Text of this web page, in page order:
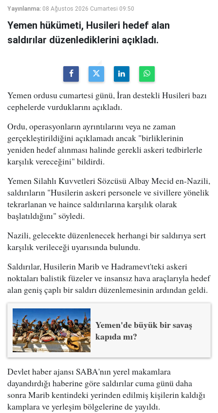
Yayınlanma: 08 Ağustos 2026 Cumartesi 09:50
Yemen hükümeti, Husileri hedef alan
saldırılar düzenlediklerini açıkladı.
Yemen ordusu cumartesi günü, İran destekli Husileri bazı
cephelerde vurduklarını açıkladı.
Ordu, operasyonların ayrıntılarını veya ne zaman
gerçekleştirildiğini açıklamadı ancak "birliklerinin
yeniden hedef alınması halinde gerekli askeri tedbirlerle
karşılık vereceğini" bildirdi.
Yemen Silahlı Kuvvetleri Sözcüsü Albay Mecid en-Nazili,
saldırıların "Husilerin askeri personele ve sivillere yönelik
tekrarlanan ve haince saldırılarına karşılık olarak
başlatıldığını" söyledi.
Nazili, gelecekte düzenlenecek herhangi bir saldırıya sert
karşılık verileceği uyarısında bulundu.
Saldırılar, Husilerin Marib ve Hadramevt'teki askeri
noktaları balistik füzeler ve insansız hava araçlarıyla hedef
alan geniş çaplı bir saldırı düzenlemesinin ardından geldi.
Yemen'de büyük bir savaş
kapıda mı?
Devlet haber ajansı SABA'nın yerel makamlara
dayandırdığı haberine göre saldırılar cuma günü daha
sonra Marib kentindeki yerinden edilmiş kişilerin kaldığı
kamplara ve yerleşim bölgelerine de yayıldı.